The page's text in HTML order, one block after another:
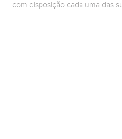
com disposição cada uma das